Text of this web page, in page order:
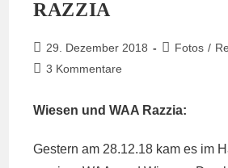
RAZZIA
Beitrag
veröffentlicht:
29. Dezember 2018
Beitrags-
Fotos /
Beitrags-
3 Kommentare
Wiesen und WAA Razzia:
Gestern am 28.12.18 kam es im